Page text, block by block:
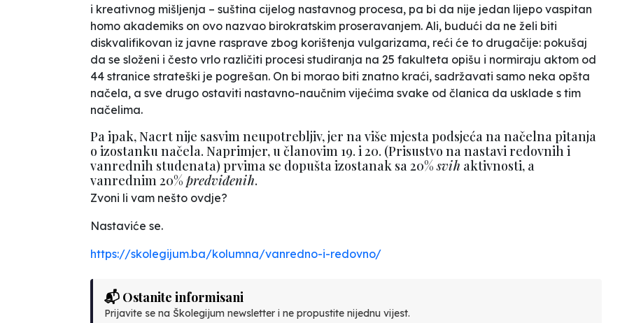
i kreativnog mišljenja – suština cijelog nastavnog procesa, pa bi da nije jedan lijepo vaspitan
homo akademiks on ovo nazvao birokratskim proseravanjem. Ali, budući da ne želi biti
diskvalifikovan iz javne rasprave zbog korištenja vulgarizama, reći će to drugačije: pokušaj
da se složeni i često vrlo različiti procesi studiranja na 25 fakulteta opišu i normiraju aktom od
44 stranice strateški je pogrešan. On bi morao biti znatno kraći, sadržavati samo neka opšta
načela, a sve drugo ostaviti nastavno-naučnim vijećima svake od članica da usklade s tim
načelima.
Pa ipak, Nacrt nije sasvim neupotrebljiv, jer na više mjesta podsjeća na načelna pitanja
o izostanku načela. Naprimjer, u članovim 19. i 20. (Prisustvo na nastavi redovnih i
vanrednih studenata) prvima se dopušta izostanak sa 20%svih aktivnosti, a
vanrednim 20% predviđenih.
Zvoni li vam nešto ovdje?
Nastaviće se.
https://skolegijum.ba/kolumna/vanredno-i-redovno/
📬 Ostanite informisani
Prijavite se na Školegijum newsletter i ne propustite nijednu vijest.